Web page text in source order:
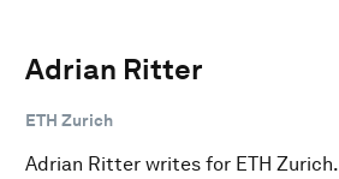
Adrian Ritter
ETH Zurich
Adrian Ritter writes for ETH Zurich.